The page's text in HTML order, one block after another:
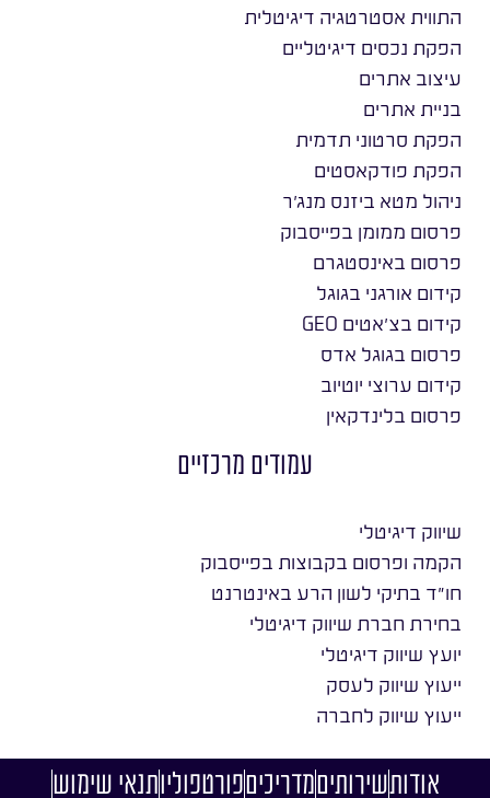
התווית אסטרטגיה דיגיטלית
הפקת נכסים דיגיטליים
עיצוב אתרים
בניית אתרים
הפקת סרטוני תדמית
הפקת פודקאסטים
ניהול מטא ביזנס מנג׳ר
פרסום ממומן בפייסבוק
פרסום באינסטגרם
קידום אורגני בגוגל
קידום בצ׳אטים GEO
פרסום בגוגל אדס
קידום ערוצי יוטיוב
פרסום בלינדקאין
עמודים מרכזיים
שיווק דיגיטלי
הקמה ופרסום בקבוצות בפייסבוק
חו״ד בתיקי לשון הרע באינטרנט
בחירת חברת שיווק דיגיטלי
יועץ שיווק דיגיטלי
ייעוץ שיווק לעסק
ייעוץ שיווק לחברה
אודותשירותיםמדריכיםפורטפוליותנאי שימוש